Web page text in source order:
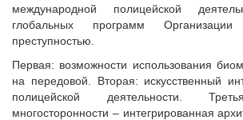
международной полицейской
глобальных программ
преступностью.
Первая: возможности использования
на передовой. Вторая: искусственный
полицейской деятельности.
многосторонности – интегрированная